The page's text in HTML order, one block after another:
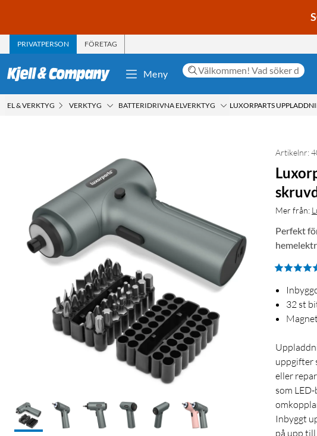
PRIVATPERSON FÖRETAG
Meny
EL & VERKTYG VERKTYG BATTERIDRIVNA ELVERKTYG
Artikelnr:
Mer från:
Perfekt
32 st
uppgifter
eller
som
Inbyggt
på upp